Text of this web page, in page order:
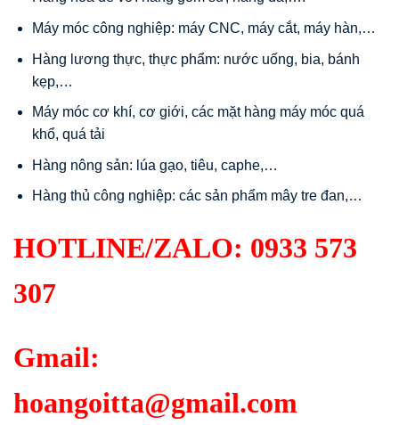
Máy móc công nghiệp: máy CNC, máy cắt, máy hàn,…
Hàng lương thực, thực phẩm: nước uống, bia, bánh
kẹp,…
Máy móc cơ khí, cơ giới, các mặt hàng máy móc quá
khổ, quá tải
Hàng nông sản: lúa gạo, tiêu, caphe,…
Hàng thủ công nghiệp: các sản phẩm mây tre đan,…
HOTLINE/ZALO: 0933 573
307
Gmail:
hoangoitta@gmail.com